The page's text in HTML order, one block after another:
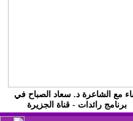
مع الشاعرة د. سعاد الصباح في
برنامج رائدات - قناة الجزيرة